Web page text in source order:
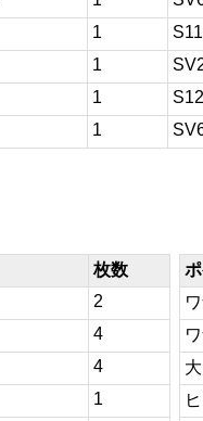
1
1
1
1
枚数
2
4
4
1